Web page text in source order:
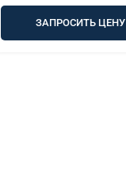
ЗАПРОСИТЬ ЦЕНУ